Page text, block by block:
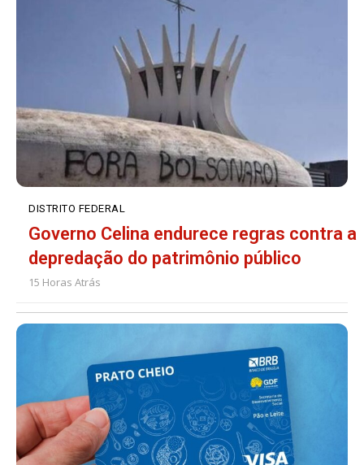
DISTRITO FEDERAL
Governo Celina endurece regras contra a
depredação do patrimônio público
15 Horas Atrás